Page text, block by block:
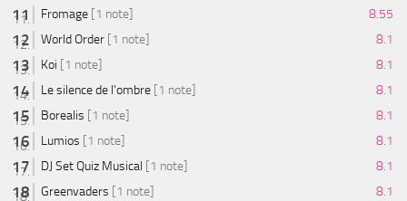
Fromage [1 note]
8.55
World Order [1 note]
8.1
Koi [1 note]
8.1
Le silence de l'ombre [1 note]
8.1
Borealis [1 note]
8.1
Lumios [1 note]
8.1
DJ Set Quiz Musical [1 note]
8.1
Greenvaders [1 note] 8.1